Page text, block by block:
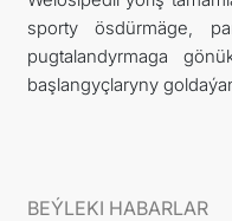
sporty ösdürmäge,
pugtalandyrmaga
başlangyçlaryny
BEÝLEKI HABARLAR